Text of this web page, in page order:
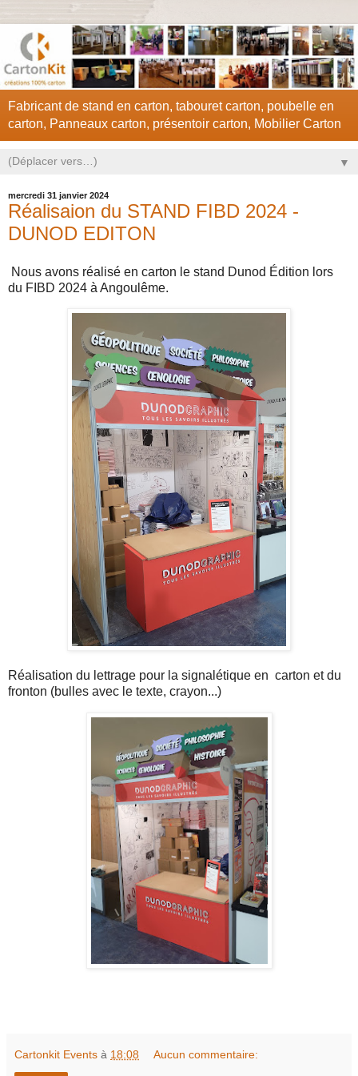
Fabricant de stand en carton, tabouret carton, poubelle en
carton, Panneaux carton, présentoir carton, Mobilier Carton
▼
mercredi 31 janvier 2024
Réalisaion du STAND FIBD 2024 -
DUNOD EDITON
Nous avons réalisé en carton le stand Dunod Édition lors
du FIBD 2024 à Angoulême.
Réalisation du lettrage pour la signalétique en carton et du
fronton (bulles avec le texte, crayon...)
Cartonkit Events à 18:08 Aucun commentaire: